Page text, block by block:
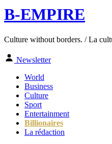
B-EMPIRE
Culture without borders. / La
Newsletter
World
Business
Culture
Sport
Entertainment
Billionaires
La rédaction